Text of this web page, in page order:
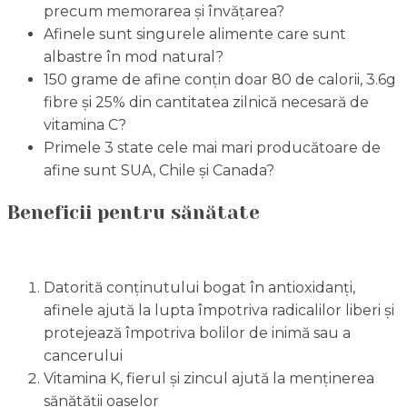
precum memorarea și învățarea?
Afinele sunt singurele alimente care sunt
albastre în mod natural?
150 grame de afine conțin doar 80 de calorii, 3.6g
fibre și 25% din cantitatea zilnică necesară de
vitamina C?
Primele 3 state cele mai mari producătoare de
afine sunt SUA, Chile și Canada?
Beneficii pentru sănătate
Datorită conținutului bogat în antioxidanți,
afinele ajută la lupta împotriva radicalilor liberi și
protejează împotriva bolilor de inimă sau a
cancerului
Vitamina K, fierul și zincul ajută la menținerea
sănătății oaselor